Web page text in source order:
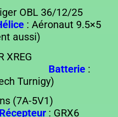
OBL 36/12/25
: Aéronaut 9.5×5
aussi)
XREG
Batterie :
Turnigy)
(7A-5V1)
Récepteur : GRX6